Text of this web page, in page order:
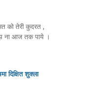
को तेरी कुदरत ,
ना आज तक पाये ।
दिक्षित शुक्ला
चिंता है प्रेमचं…